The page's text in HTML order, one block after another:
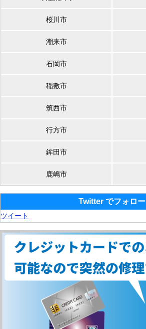
桜川市
潮来市
石岡市
稲敷市
筑西市
行方市
鉾田市
鹿嶋市
Twitter でフォロー
ツイート